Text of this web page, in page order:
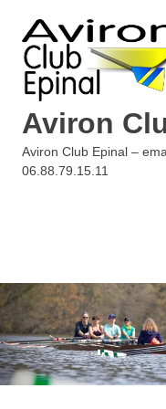
content
Aviron
Aviron Club Epinal –
06.88.79.15.11